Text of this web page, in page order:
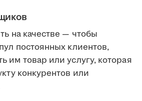
на качестве — чтобы
постоянных клиентов,
им товар или услугу, которая
конкурентов или